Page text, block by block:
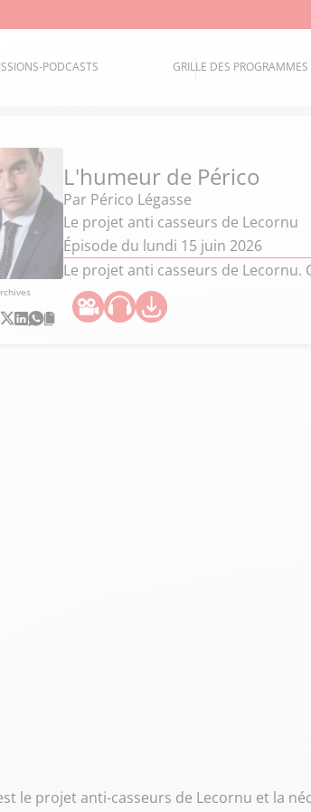
PODCASTS GRILLE DES PROGRAMMES
L'humeur de Périco
Par Périco Légasse
Le projet anti casseurs de Lecornu
Épisode du lundi 15 juin 2026
Le projet anti casseurs de Lecornu.
le projet anti-casseurs de Lecornu et la